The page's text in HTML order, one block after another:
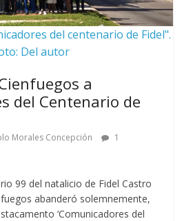
del centenario de Fidel".
Del autor
a
del Centenario de
Morales Concepción
1
99 del natalicio de Fidel Castro
abanderó solemnemente,
‘Comunicadores del